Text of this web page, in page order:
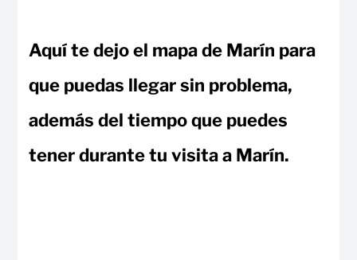
Aquí te dejo el mapa de Marín para
que puedas llegar sin problema,
además del tiempo que puedes
tener durante tu visita a Marín.